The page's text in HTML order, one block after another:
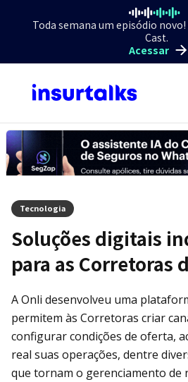
Toda semana um episódio
Cast.
Acessar
Tecnologia
Soluções digitais
para as Corretoras
A Onli desenvolveu uma
permitem às Corretoras criar
configurar condições de oferta,
real suas operações, dentre
que tornam o gerenciamento de